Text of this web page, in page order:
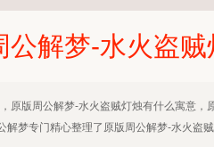
公解梦-水火盗贼
原版周公解梦-水火盗贼灯烛有什么寓意，
梦专门精心整理了原版周公解梦-水火盗